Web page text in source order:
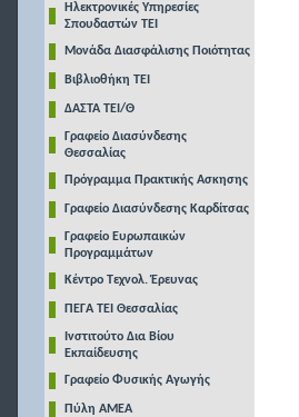
Ηλεκτρονικές Υπηρεσίες
Σπουδαστών ΤΕΙ
Μονάδα Διασφάλισης Ποιότητας
Βιβλιοθήκη ΤΕΙ
ΔΑΣΤΑ ΤΕΙ/Θ
Γραφείο Διασύνδεσης
Θεσσαλίας
Πρόγραμμα Πρακτικής Ασκησης
Γραφείο Διασύνδεσης Καρδίτσας
Γραφείο Ευρωπαικών
Προγραμμάτων
Κέντρο Τεχνολ. Έρευνας
ΠΕΓΑ ΤΕΙ Θεσσαλίας
Ινστιτούτο Δια Βίου
Εκπαίδευσης
Γραφείο Φυσικής Αγωγής
Πύλη ΑΜΕΑ